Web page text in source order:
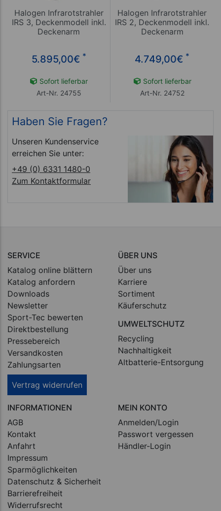
Halogen Infrarotstrahler
IRS 3, Deckenmodell inkl.
Deckenarm
5.895,00€ *
Sofort lieferbar
Art-Nr. 24755
Halogen Infrarotstrahler
IRS 2, Deckenmodell inkl.
Deckenarm
4.749,00€ *
Sofort lieferbar
Art-Nr. 24752
Haben Sie Fragen?
Unseren Kundenservice
erreichen Sie unter:
+49 (0) 6331 1480-0
Zum Kontaktformular
SERVICE
Katalog online blättern
Katalog anfordern
Downloads
Newsletter
Sport-Tec bewerten
Direktbestellung
Pressebereich
Versandkosten
Zahlungsarten
Vertrag widerrufen
ÜBER UNS
Über uns
Karriere
Sortiment
Käuferschutz
UMWELTSCHUTZ
Recycling
Nachhaltigkeit
Altbatterie-Entsorgung
INFORMATIONEN
AGB
Kontakt
Anfahrt
Impressum
Sparmöglichkeiten
Datenschutz & Sicherheit
Barrierefreiheit
Widerrufsrecht
MEIN KONTO
Anmelden/Login
Passwort vergessen
Händler-Login